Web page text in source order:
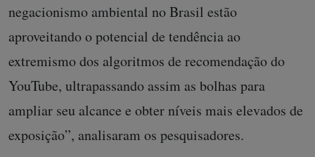
negacionismo ambiental no Brasil estão
aproveitando o potencial de tendência ao
extremismo dos algoritmos de recomendação do
YouTube, ultrapassando assim as bolhas para
ampliar seu alcance e obter níveis mais elevados de
exposição”, analisaram os pesquisadores.